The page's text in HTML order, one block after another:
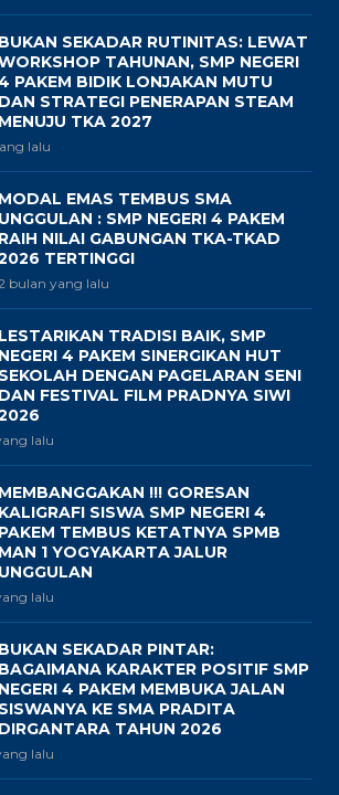
BUKAN SEKADAR RUTINITAS: LEWAT
TAHUNAN, SMP NEGERI
PAKEM BIDIK LONJAKAN MUTU
DAN STRATEGI PENERAPAN STEAM
MENUJU TKA 2027
lalu
MODAL EMAS TEMBUS SMA
UNGGULAN : SMP NEGERI 4 PAKEM
RAIH NILAI GABUNGAN TKA-TKAD
TERTINGGI
bulan yang lalu
LESTARIKAN TRADISI BAIK, SMP
NEGERI 4 PAKEM SINERGIKAN HUT
SEKOLAH DENGAN PAGELARAN SENI
DAN FESTIVAL FILM PRADNYA SIWI
lalu
MEMBANGGAKAN !!! GORESAN
KALIGRAFI SISWA SMP NEGERI 4
PAKEM TEMBUS KETATNYA SPMB
MAN 1 YOGYAKARTA JALUR
UNGGULAN
lalu
BUKAN SEKADAR PINTAR:
BAGAIMANA KARAKTER POSITIF SMP
NEGERI 4 PAKEM MEMBUKA JALAN
SISWANYA KE SMA PRADITA
DIRGANTARA TAHUN 2026
lalu